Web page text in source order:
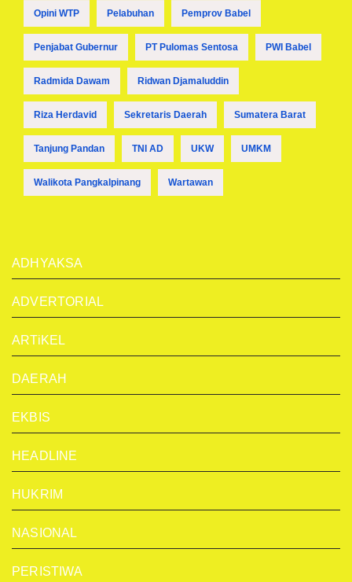
Opini WTP Pelabuhan Pemprov Babel
Penjabat Gubernur PT Pulomas Sentosa PWI Babel
Radmida Dawam Ridwan Djamaluddin
Riza Herdavid Sekretaris Daerah Sumatera Barat
Tanjung Pandan TNI AD UKW UMKM
Walikota Pangkalpinang Wartawan
ADHYAKSA
ADVERTORIAL
ARTiKEL
DAERAH
EKBIS
HEADLINE
HUKRIM
NASIONAL
PERISTIWA